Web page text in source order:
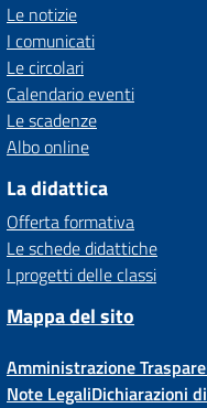
Le notizie
I comunicati
Le circolari
Calendario eventi
Le scadenze
Albo online
La didattica
Offerta formativa
Le schede didattiche
I progetti delle classi
Mappa del sito
Amministrazione
Note LegaliDichiarazioni